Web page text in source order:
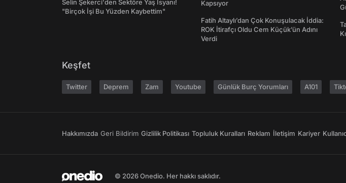
Selin Şekerci'den Sektöre Yaş İsyanı!
"Birçok İşi Bu Yüzden Kaybettim"
Kapsıyor
Fatih Altaylı’dan Çok Konuşulacak İddia:
ROK İtirafçı Oldu Cem Küçük’ün Adını
Verdi
Keşfet
Twitter Deprem Zam Youtube Günlük Burç Yorumları A101
Hakkımızda Geri Bildirim Gizlilik Politikası Topluluk Kuralları Reklam İletişim Kariyer
© 2026 Onedio. Her hakkı saklıdır.